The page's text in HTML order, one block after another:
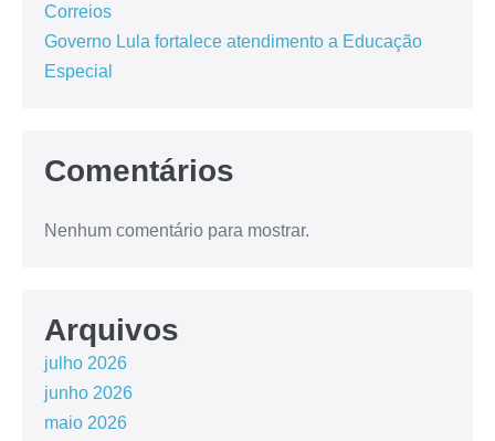
Correios
Governo Lula fortalece atendimento a Educação
Especial
Comentários
Nenhum comentário para mostrar.
Arquivos
julho 2026
junho 2026
maio 2026